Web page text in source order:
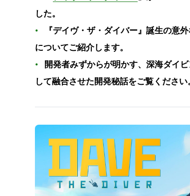
した。
『デイヴ・ザ・ダイバー』誕生の意
についてご紹介します。
開発者みずからが明かす、深海ダイ
して融合させた開発秘話をご覧ください。